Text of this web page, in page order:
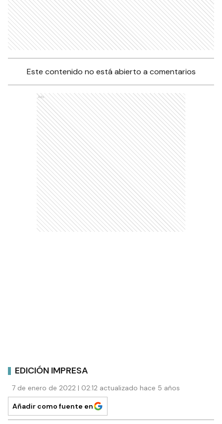
Este contenido no está abierto a comentarios
Ads
EDICIÓN IMPRESA
7 de enero de 2022 | 02:12 actualizado hace 5 años
Añadir como fuente en